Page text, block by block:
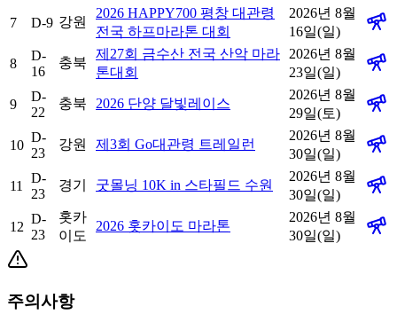
7 D-9 강원
2026 HAPPY700 평창 대관령
전국 하프마라톤 대회
2026년 8월
16일(일)
8
D-
16
충북
제27회 금수산 전국 산악 마라
톤대회
2026년 8월
23일(일)
9
D-
22
충북 2026 단양 달빛레이스
2026년 8월
29일(토)
10
D-
23
강원 제3회 Go대관령 트레일런
2026년 8월
30일(일)
11
D-
23
경기 굿몰닝 10K in 스타필드 수원
2026년 8월
30일(일)
12
D-
23
홋카
이도
2026 홋카이도 마라톤
2026년 8월
30일(일)
주의사항